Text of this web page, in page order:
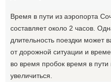
Время в пути из аэропорта
составляет около 2 часов.
длительность поездки может
от дорожной ситуации и
во время пробок время в пути
увеличиться.